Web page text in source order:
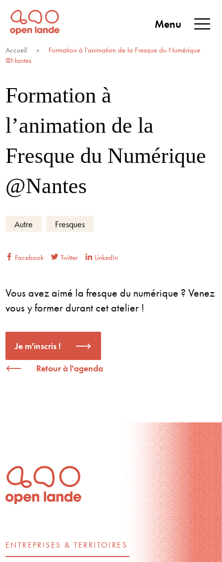
Aller
directement
au
contenu
TERRITOIRES
Open Lande
Entreprises & territoires
Menu
Accueil »
Formation à l’animation de la Fresque du Numérique
@Nantes
Formation à
l’animation de la
Fresque du Numérique
@Nantes
Autre Fresques
Facebook Twitter LinkedIn
Vous avez aimé la fresque du numérique ? Venez
vous y former durant cet atelier !
Je m'inscris !
Retour à l'agenda
ENTREPRISES & TERRITOIRES